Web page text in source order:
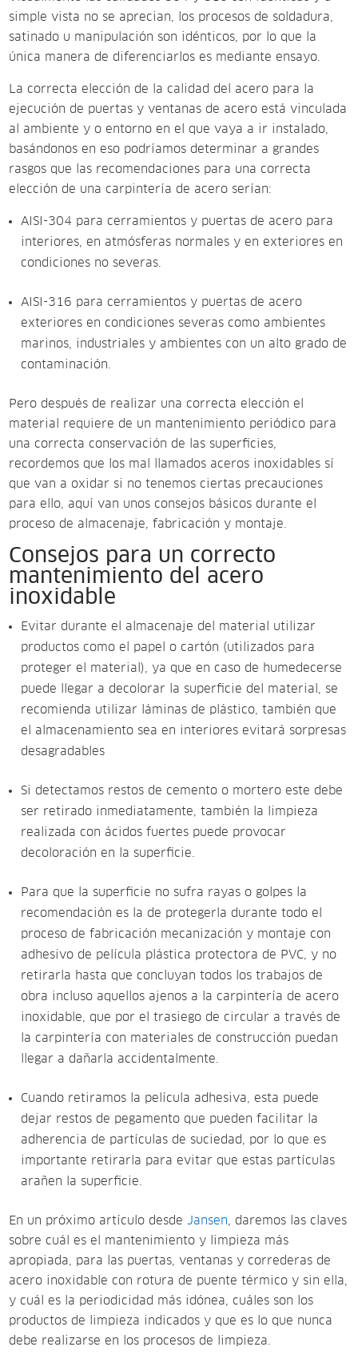
simple vista no se aprecian, los procesos de soldadura,
satinado u manipulación son idénticos, por lo que la
única manera de diferenciarlos es mediante ensayo.
La correcta elección de la calidad del acero para la
ejecución de puertas y ventanas de acero está vinculada
al ambiente y o entorno en el que vaya a ir instalado,
basándonos en eso podríamos determinar a grandes
rasgos que las recomendaciones para una correcta
elección de una carpintería de acero serían:
AISI-304 para cerramientos y puertas de acero para
interiores, en atmósferas normales y en exteriores en
condiciones no severas.
AISI-316 para cerramientos y puertas de acero
exteriores en condiciones severas como ambientes
marinos, industriales y ambientes con un alto grado de
contaminación.
Pero después de realizar una correcta elección el
material requiere de un mantenimiento periódico para
una correcta conservación de las superficies,
recordemos que los mal llamados aceros inoxidables sí
que van a oxidar si no tenemos ciertas precauciones
para ello, aquí van unos consejos básicos durante el
proceso de almacenaje, fabricación y montaje.
Consejos para un correcto
mantenimiento del acero
inoxidable
Evitar durante el almacenaje del material utilizar
productos como el papel o cartón (utilizados para
proteger el material), ya que en caso de humedecerse
puede llegar a decolorar la superficie del material, se
recomienda utilizar láminas de plástico, también que
el almacenamiento sea en interiores evitará sorpresas
desagradables
Si detectamos restos de cemento o mortero este debe
ser retirado inmediatamente, también la limpieza
realizada con ácidos fuertes puede provocar
decoloración en la superficie.
Para que la superficie no sufra rayas o golpes la
recomendación es la de protegerla durante todo el
proceso de fabricación mecanización y montaje con
adhesivo de película plástica protectora de PVC, y no
retirarla hasta que concluyan todos los trabajos de
obra incluso aquellos ajenos a la carpintería de acero
inoxidable, que por el trasiego de circular a través de
la carpintería con materiales de construcción puedan
llegar a dañarla accidentalmente.
Cuando retiramos la película adhesiva, esta puede
dejar restos de pegamento que pueden facilitar la
adherencia de partículas de suciedad, por lo que es
importante retirarla para evitar que estas partículas
arañen la superficie.
En un próximo artículo desdeJansen, daremos las claves
sobre cuál es el mantenimiento y limpieza más
apropiada, para las puertas, ventanas y correderas de
acero inoxidable con rotura de puente térmico y sin ella,
y cuál es la periodicidad más idónea, cuáles son los
productos de limpieza indicados y que es lo que nunca
debe realizarse en los procesos de limpieza.